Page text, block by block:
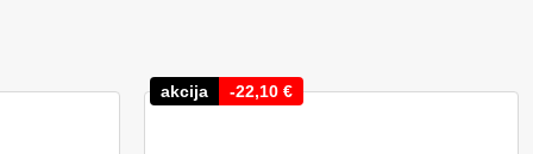
akcija -22,10 €